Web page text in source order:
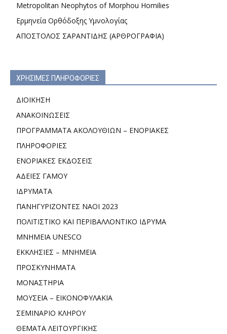
Metropolitan Neophytos of Morphou Homilies
Ερμηνεία Ορθόδοξης Υμνολογίας
ΑΠΟΣΤΟΛΟΣ ΣΑΡΑΝΤΙΔΗΣ (ΑΡΘΡΟΓΡΑΦΙΑ)
ΧΡΗΣΙΜΕΣ ΠΛΗΡΟΦΟΡΙΕΣ
ΔΙΟΙΚΗΣΗ
ΑΝΑΚΟΙΝΩΣΕΙΣ
ΠΡΟΓΡΑΜΜΑΤΑ ΑΚΟΛΟΥΘΙΩΝ – ΕΝΟΡΙΑΚΕΣ
ΠΛΗΡΟΦΟΡΙΕΣ
ΕΝΟΡΙΑΚΕΣ ΕΚΔΟΣΕΙΣ
ΑΔΕΙΕΣ ΓΑΜΟΥ
ΙΔΡΥΜΑΤΑ
ΠΑΝΗΓΥΡΙΖΟΝΤΕΣ ΝΑΟΙ 2023
ΠΟΛΙΤΙΣΤΙΚΟ ΚΑΙ ΠΕΡΙΒΑΛΛΟΝΤΙΚΟ ΙΔΡΥΜΑ
ΜΝΗΜΕΙΑ UNESCO
ΕΚΚΛΗΣΙΕΣ – ΜΝΗΜΕΙΑ
ΠΡΟΣΚΥΝΗΜΑΤΑ
ΜΟΝΑΣΤΗΡΙΑ
ΜΟΥΣΕΙΑ – ΕΙΚΟΝΟΦΥΛΑΚΙΑ
ΣΕΜΙΝΑΡΙΟ ΚΛΗΡΟΥ
ΘΕΜΑΤΑ ΛΕΙΤΟΥΡΓΙΚΗΣ